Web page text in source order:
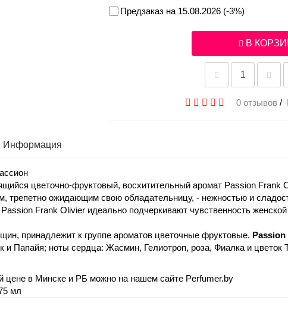
Предзаказ на 15.08.2026 (-3%)
В
0 отзывов /
Информация
цветочно-фруктовый, восхитительный аромат Passion Frank
трепетно ожидающим свою обладательницу, - нежностью и
Frank Olivier идеально подчеркивают чувственность
принадлежит к группе ароматов цветочные фруктовые. Passion
Папайя; ноты сердца: Жасмин, Гелиотроп, роза, Фиалка и цветок
цене в Минске и РБ можно на нашем сайте Perfumer.by
мл